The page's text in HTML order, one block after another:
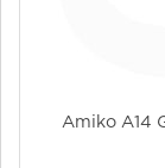
Amiko A14